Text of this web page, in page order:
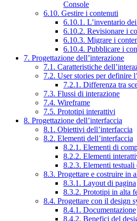
Console
6.10. Gestire i contenuti
6.10.1. L’inventario
6.10.2. Revisionare i
6.10.3. Migrare i
6.10.4. Pubblicare i
7. Progettazione dell’interazione
7.1. Caratteristiche
7.2. User stories per definire
7.2.1. Differenza tra
7.3. Flussi di interazione
7.4. Wireframe
7.5. Prototipi interattivi
8. Progettazione dell’interfaccia
8.1. Obiettivi dell’interfaccia
8.2. Elementi dell’interfaccia
8.2.1. Elementi di
8.2.2. Elementi
8.2.3. Elementi testuali
8.3. Progettare e costruire in
8.3.1. Layout di pagina
8.3.2. Prototipi in alta
8.4. Progettare con il design
8.4.1. Documentazione
8.4.2. Benefici del